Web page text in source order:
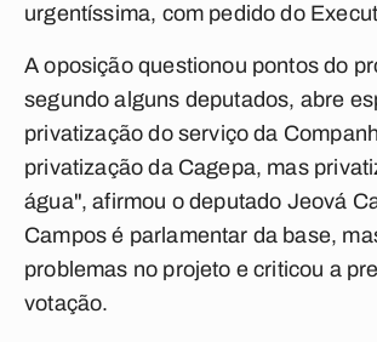
urgentíssima, com pedido do
A oposição questionou pontos do
segundo alguns deputados, abre
privatização do serviço da
privatização da Cagepa, mas
água", afirmou o deputado Jeová
Campos é parlamentar da base,
problemas no projeto e criticou a
votação.